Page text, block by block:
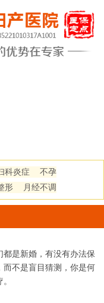
科炎症
不孕
形 月经不调
是新婚，有没有办法保
而不是盲目猜测，你是何